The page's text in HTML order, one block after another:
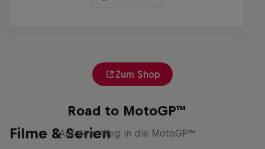
Zum Shop
Filme & Serien
Road to MotoGP™
Auf dem Weg in die MotoGP™